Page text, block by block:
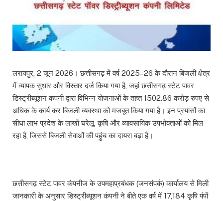
लरायपुर, 2 जून 2026। छत्तीसगढ़ में वर्ष 2025–26 के दौरान बिजली क्षेत्र
में व्यापक सुधार और विस्तार दर्ज किया गया है, जहां छत्तीसगढ़ स्टेट पावर
डिस्ट्रीब्यूशन कंपनी द्वारा विभिन्न योजनाओं के तहत 1502.86 करोड़ रुपए से
अधिक के कार्य कर बिजली व्यवस्था को मजबूत किया गया है। इन प्रयासों का
सीधा लाभ प्रदेश के लाखों घरेलू, कृषि और व्यावसायिक उपभोक्ताओं को मिल
रहा है, जिससे बिजली सेवाओं की पहुंच का दायरा बढ़ा है।
छत्तीसगढ़ स्टेट पावर कंपनीज के उपमहाप्रबंधक (जनसंपर्क) कार्यालय से मिली
जानकारी के अनुसार डिस्ट्रीब्यूशन कंपनी ने बीते एक वर्ष में 17,184 कृषि पंपों